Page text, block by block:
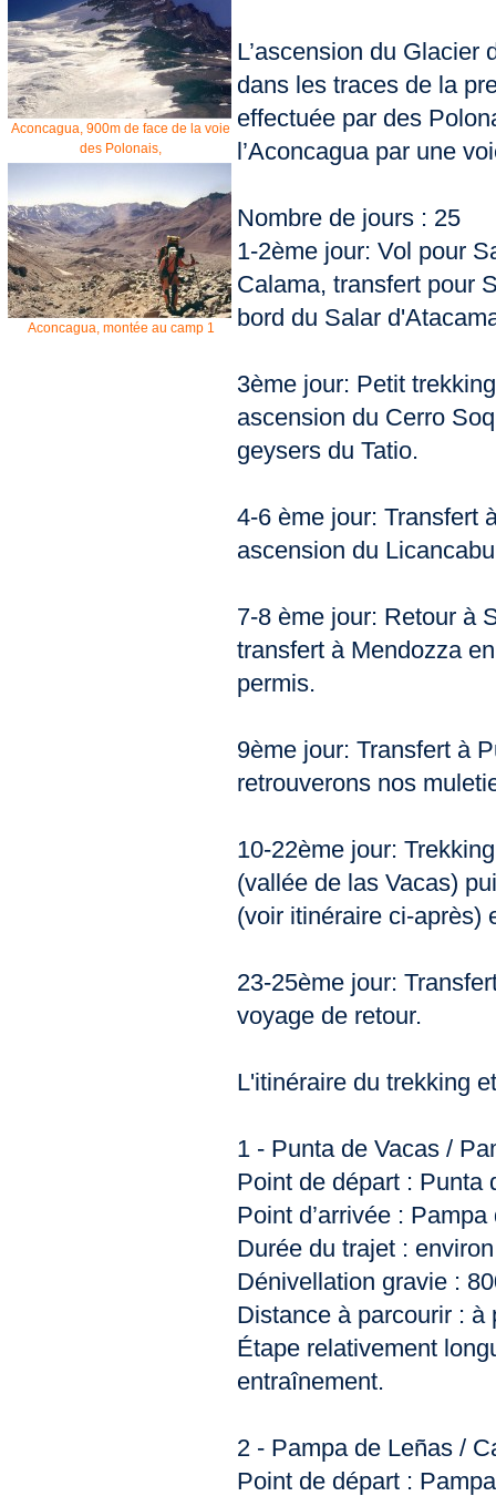
Aconcagua, 900m de face de la voie
des Polonais,
Aconcagua, montée au camp 1
L’ascension du Glacier
dans les traces de la
effectuée par des
l’Aconcagua par une
Nombre de jours : 25
1-2ème jour: Vol pour
Calama, transfert pour
bord du Salar
3ème jour: Petit
ascension du Cerro
geysers du Tatio.
4-6 ème jour: Transfert
ascension du
7-8 ème jour: Retour à
transfert à Mendozza
permis.
9ème jour: Transfert à
retrouverons nos
10-22ème jour:
(vallée de las Vacas)
(voir itinéraire ci-après)
23-25ème jour:
voyage de retour.
L'itinéraire du trekking
1 - Punta de Vacas /
Point de départ : Punta
Point d’arrivée :
Durée du trajet :
Dénivellation gravie :
Distance à parcourir : à
Étape relativement
entraînement.
2 - Pampa de Leñas /
Point de départ :